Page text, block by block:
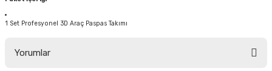
1 Set Profesyonel 3D Araç Paspas Takımı
Yorumlar